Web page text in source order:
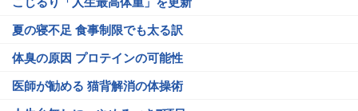
夏の寝不足 食事制限でも太る訳
体臭の原因 プロテインの可能性
医師が勧める 猫背解消の体操術